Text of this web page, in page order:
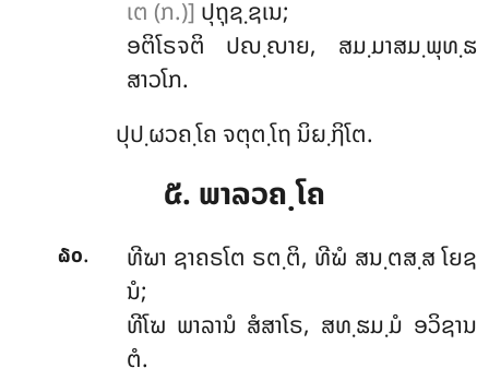
ເຕ (ກ.)] ປຸຖຸຊ຺ຊເນ;
ອຕິໂຣຈຕິ ປຎ຺ຎາຍ, ສມ຺ມາສມ຺ພຸທ຺ຘ
ສາວໂກ.
ປຸປ຺ຜວຄ຺ໂຄ ຈຕຸຕ຺ໂຖ ນິຏ຺ຐິໂຕ.
໕. ພາລວຄ຺ໂຄ
໖໐. ທີຆາ ຊາຄຣໂຕ ຣຕ຺ຕິ, ທີຆໍ ສນ຺ຕສ຺ສ ໂຍຊ
ນໍ;
ທີໂຆ ພາລານໍ ສໍສາໂຣ, ສທ຺ຘມ຺ມໍ ອວິຊານ
ຕໍ.